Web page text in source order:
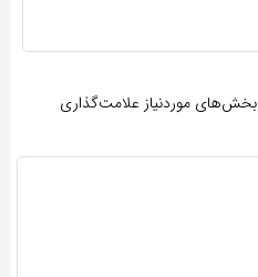
بخش‌های موردنیاز علامت‌گذاری